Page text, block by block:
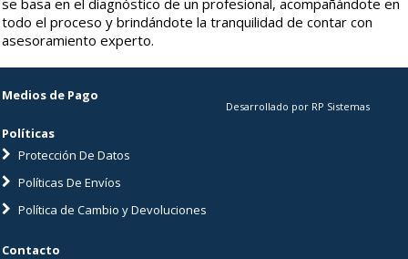
se basa en el diagnóstico de un profesional, acompañándote en
todo el proceso y brindándote la tranquilidad de contar con
asesoramiento experto.
Medios de Pago
Políticas
Protección De Datos
Políticas De Envíos
Política de Cambio y Devoluciones
Desarrollado por RP Sistemas
Contacto